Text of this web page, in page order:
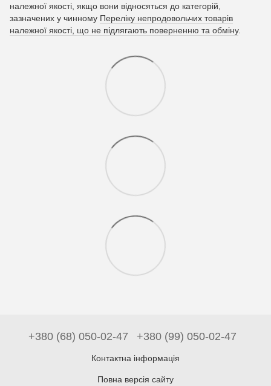
належної якості, якщо вони відносяться до категорій,
зазначених у чинному Переліку непродовольчих товарів
належної якості, що не підлягають поверненню та обміну.
+380 (68) 050-02-47 +380 (99) 050-02-47
Контактна інформація
Повна версія сайту